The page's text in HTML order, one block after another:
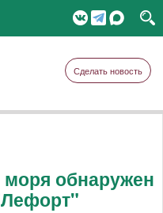
Сделать новость
обнаружен